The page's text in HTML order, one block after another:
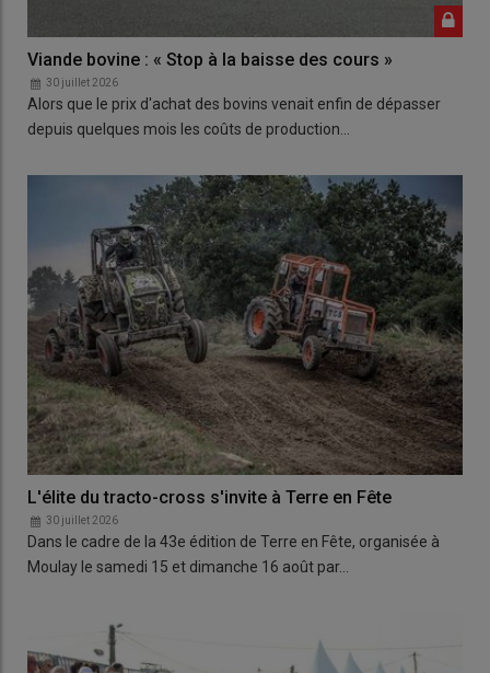
Viande bovine : « Stop à la baisse des cours »
30 juillet 2026
Alors que le prix d'achat des bovins venait enfin de dépasser
depuis quelques mois les coûts de production…
L'élite du tracto-cross s'invite à Terre en Fête
30 juillet 2026
Dans le cadre de la 43e édition de Terre en Fête, organisée à
Moulay le samedi 15 et dimanche 16 août par…